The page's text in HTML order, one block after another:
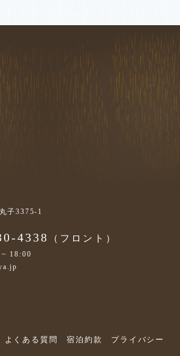
子3375-1
4338 （フロント）
~ 18:00
よくある質問 宿泊約款
プライバシー